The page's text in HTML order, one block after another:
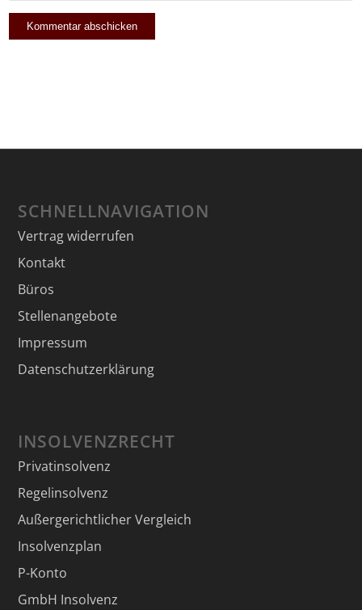
SCHNELLNAVIGATION
Vertrag widerrufen
Kontakt
Büros
Stellenangebote
Impressum
Datenschutzerklärung
INSOLVENZRECHT
Privatinsolvenz
Regelinsolvenz
Außergerichtlicher Vergleich
Insolvenzplan
P-Konto
GmbH Insolvenz